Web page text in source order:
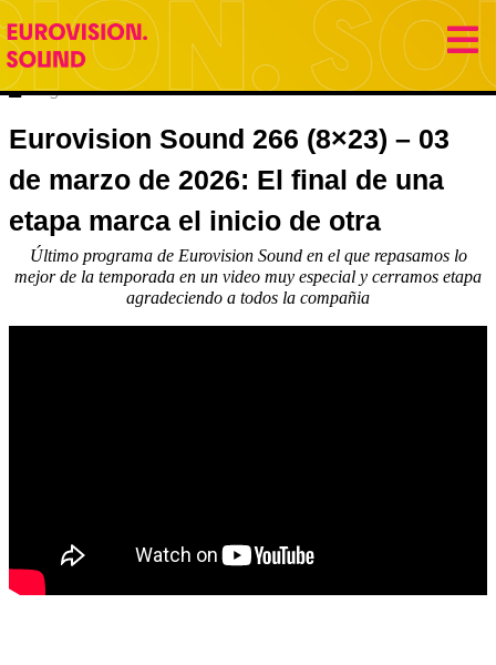
Eurovision Sound
3 marzo 2026
Hugo Carabaña Menéndez
Eurovision Sound 266 (8×23) – 03
de marzo de 2026: El final de una
etapa marca el inicio de otra
Último programa de Eurovision Sound en el que repasamos lo
mejor de la temporada en un video muy especial y cerramos etapa
agradeciendo a todos la compañia